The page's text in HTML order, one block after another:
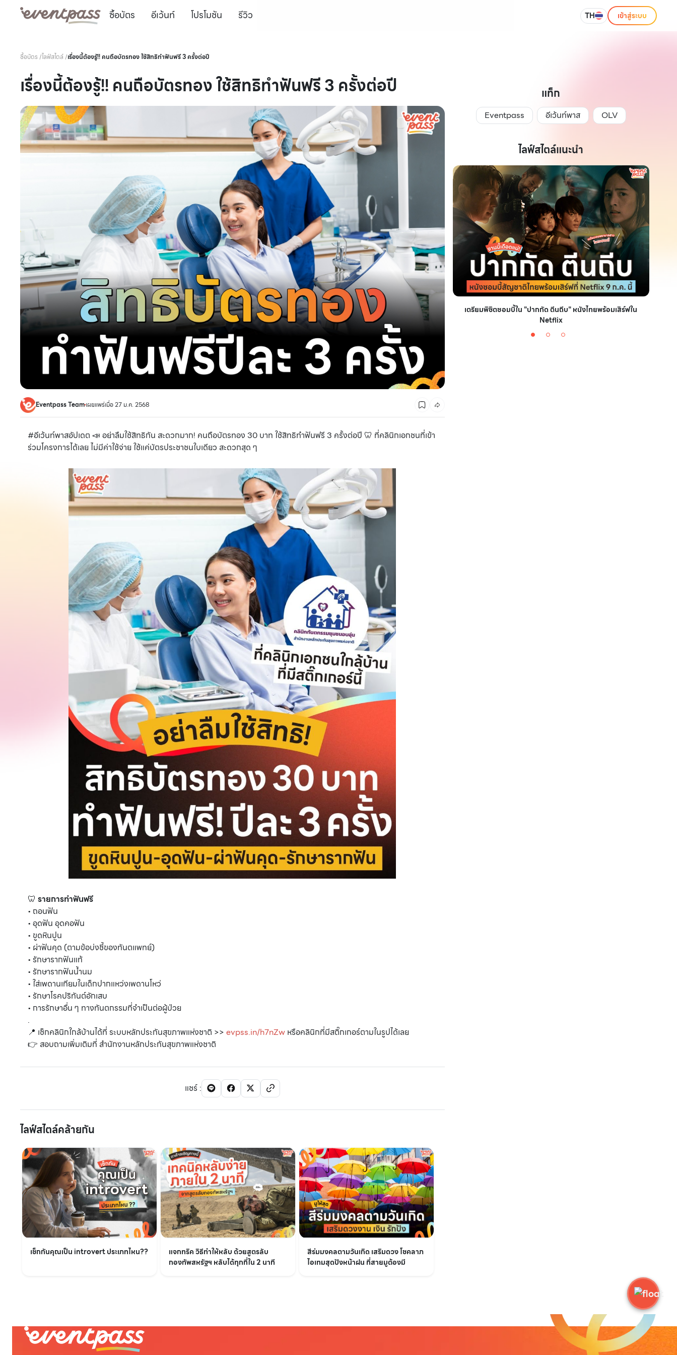
ซื้อบัตร อีเว้นท์ โปรโมชัน รีวิว TH เข้าสู่ระบบ
ซื้อบัตร /ไลฟ์สไตล์/เรื่องนี้ต้องรู้!! คนถือบัตรทอง ใช้สิทธิทำฟันฟรี 3 ครั้งต่อปี
เรื่องนี้ต้องรู้!! คนถือบัตรทอง ใช้สิทธิทำฟันฟรี 3 ครั้งต่อปี
Eventpass Teamเผยแพร่เมื่อ 27 ม.ค. 2568
#อีเว้นท์พาสอัปเดต 📣 อย่าลืมใช้สิทธิกัน สะดวกมาก! คนถือบัตรทอง 30 บาท ใช้สิทธิทำฟันฟรี 3 ครั้งต่อปี 🦷 ที่คลินิกเอกชนที่เข้า
ร่วมโครงการได้เลย ไม่มีค่าใช้จ่าย ใช้แค่บัตรประชาชนใบเดียว สะดวกสุด ๆ
🦷 รายการทำฟันฟรี
• ถอนฟัน
• อุดฟัน อุดคอฟัน
• ขูดหินปูน
• ผ่าฟันคุด (ตามข้อบ่งชี้ของทันตแพทย์)
• รักษารากฟันแท้
• รักษารากฟันน้ำนม
• ใส่เพดานเทียมในเด็กปากแหว่งเพดานโหว่
• รักษาโรคปริทันต์อักเสบ
• การรักษาอื่น ๆ ทางทันตกรรมที่จำเป็นต่อผู้ป่วย
.
📍 เช็กคลินิกใกล้บ้านได้ที่ ระบบหลักประกันสุขภาพแห่งชาติ >> evpss.in/h7nZw หรือคลินิกที่มีสติ๊กเกอร์ตามในรูปได้เลย
👉 สอบถามเพิ่มเติมที่ สำนักงานหลักประกันสุขภาพแห่งชาติ
แชร์:
ไลฟ์สไตล์คล้ายกัน
เช็กกันคุณเป็น introvert ประเภทไหน??
แจกทริค วิธีทำให้หลับ ด้วยสูตรลับ
กองทัพสหรัฐฯ หลับได้ทุกที่ใน 2 นาที
สีร่มมงคลตามวันเกิด เสริมดวง โชคลาภ
ไอเทมสุดปังหน้าฝน ที่สายมูต้องมี
แท็ก
Eventpass อีเว้นท์พาส OLV
ไลฟ์สไตล์แนะนำ
พิกัดที่เที่ยวตาม 12 ปีเกิด 2568 ตามฉบับศาสตร์จีน
เตรียมพิชิตซอมบี้ใน "ปากกัด ตีนถีบ" หนังไทยพร้อมเสิร์ฟใน
Netflix